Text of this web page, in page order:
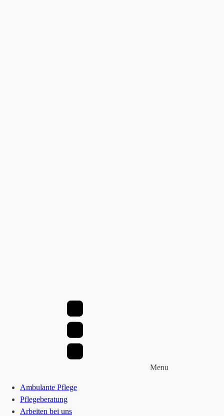
Menu
Ambulante Pflege
Pflegeberatung
Arbeiten bei uns